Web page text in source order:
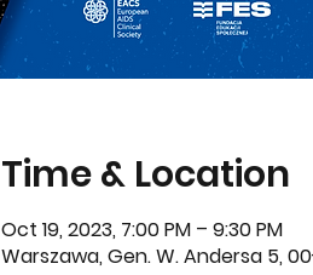
Time & Location
Oct 19, 2023, 7:00 PM – 9:30 PM
Warszawa, Gen. W. Andersa 5,